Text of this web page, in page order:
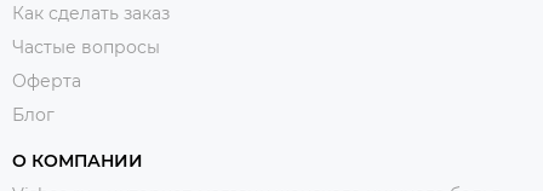
Как сделать заказ
Частые вопросы
Оферта
Блог
О КОМПАНИИ